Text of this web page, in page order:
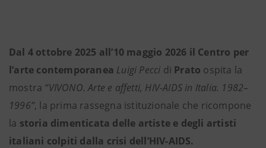
Dal 4 ottobre 2025 all’10 maggio 2026 il Centro per
l’arte contemporanea Luigi Pecci di Prato ospita la
mostra “VIVONO. Arte e affetti, HIV-AIDS in Italia. 1982–
1996”, la prima rassegna istituzionale che ricompone
la storia dimenticata delle artiste e degli artisti
italiani colpiti dalla crisi dell’HIV-AIDS.